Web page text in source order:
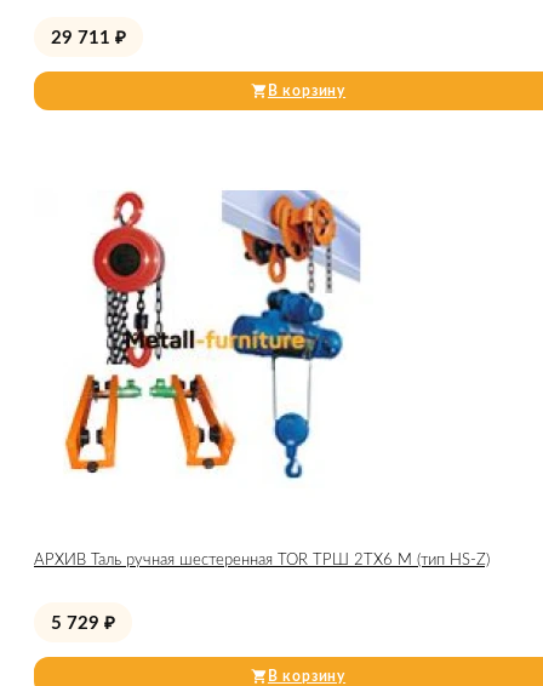
29 711 ₽
В корзину
АРХИВ Таль ручная шестеренная TOR ТРШ 2ТХ6 М (тип HS-Z)
5 729 ₽
В корзину